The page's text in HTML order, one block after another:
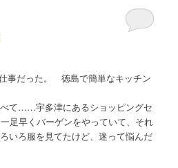
事だった。 徳島で簡単なキッチン
て……宇多津にあるショッピングセ
足早くバーゲンをやっていて、それ
いろ服を見てたけど、迷って悩んだ